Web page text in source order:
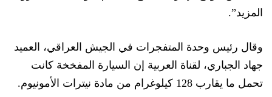
المزيد”.
وقال رئيس وحدة المتفجرات في الجيش العراقي، العميد
جهاد الجباري، لقناة العربية إن السيارة المفخخة كانت
تحمل ما يقارب 128 كيلوغرام من مادة نيترات الأمونيوم.